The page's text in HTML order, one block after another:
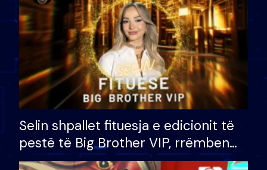
Selin shpallet fituesja e edicionit të
pestë të Big Brother VIP, rrëmben
çmimin e madh prej 100 mijë eurosh